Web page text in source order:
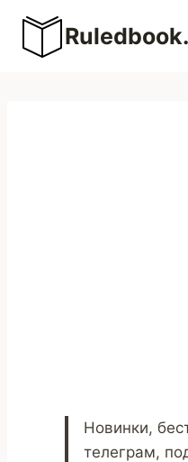
Перейти
содержимому
Новинки,
телеграм,